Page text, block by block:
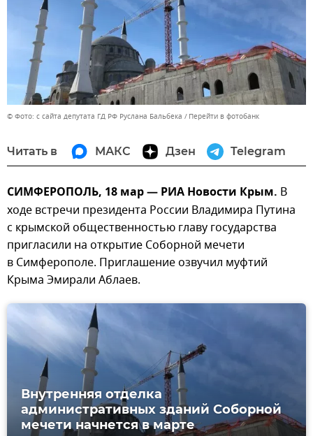
© Фото: с сайта депутата ГД РФ Руслана Бальбека Перейти в фотобанк
Читать в МАКС Дзен Telegram
СИМФЕРОПОЛЬ, 18 мар — РИА Новости Крым. В
ходе встречи президента России Владимира Путина
с крымской общественностью главу государства
пригласили на открытие Соборной мечети
в Симферополе. Приглашение озвучил муфтий
Крыма Эмирали Аблаев.
Внутренняя отделка
административных зданий Соборной
мечети начнется в марте